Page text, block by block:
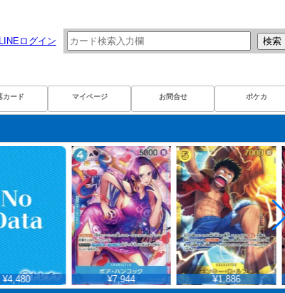
LINEログイン 検索
カード マイページ お問合せ ポケカ
¥4,480 ¥7,944 ¥1,886